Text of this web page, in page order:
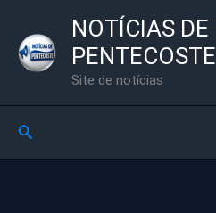
para
NOTÍCIAS DE
PENTECOSTE
Site de notícias
Pesquisar